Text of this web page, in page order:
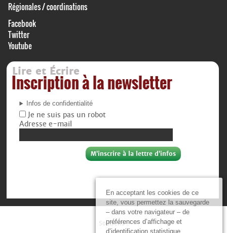
En acceptant les cookies de ce
site, vous permettez la sauvegarde
– dans votre navigateur – de
préférences d’affichage et
d’identification statistique
Régionales / coordinations
Facebook
Twitter
Youtube
Lire et Écrire
Inscription à la newsletter
Infos de confidentialité
Je ne suis pas un robot
Adresse e-mail
Soutiens :